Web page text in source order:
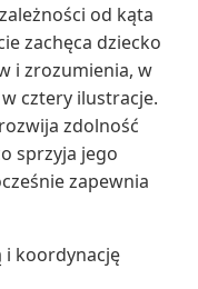
od kąta
zachęca dziecko
i zrozumienia, w
cztery ilustracje.
zdolność
sprzyja jego
zapewnia
i koordynację